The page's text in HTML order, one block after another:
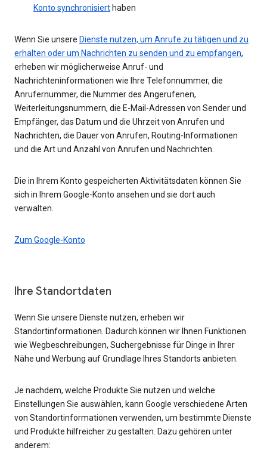
Konto synchronisiert haben
Wenn Sie unsere Dienste nutzen, um Anrufe zu tätigen und zu
erhalten oder um Nachrichten zu senden und zu empfangen,
erheben wir möglicherweise Anruf- und
Nachrichteninformationen wie Ihre Telefonnummer, die
Anrufernummer, die Nummer des Angerufenen,
Weiterleitungsnummern, die E-Mail-Adressen von Sender und
Empfänger, das Datum und die Uhrzeit von Anrufen und
Nachrichten, die Dauer von Anrufen, Routing-Informationen
und die Art und Anzahl von Anrufen und Nachrichten.
Die in Ihrem Konto gespeicherten Aktivitätsdaten können Sie
sich in Ihrem Google-Konto ansehen und sie dort auch
verwalten.
Zum Google-Konto
Ihre Standortdaten
Wenn Sie unsere Dienste nutzen, erheben wir
Standortinformationen. Dadurch können wir Ihnen Funktionen
wie Wegbeschreibungen, Suchergebnisse für Dinge in Ihrer
Nähe und Werbung auf Grundlage Ihres Standorts anbieten.
Je nachdem, welche Produkte Sie nutzen und welche
Einstellungen Sie auswählen, kann Google verschiedene Arten
von Standortinformationen verwenden, um bestimmte Dienste
und Produkte hilfreicher zu gestalten. Dazu gehören unter
anderem: